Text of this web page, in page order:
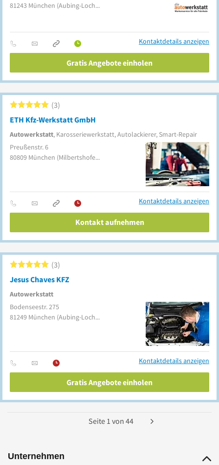
81243 München (Aubing-Lochhausen-Langwied)
Kontaktdetails anzeigen
Gratis Angebote einholen
ETH Kfz-Werkstatt GmbH
Autowerkstatt, Karosseriewerkstatt, Autolackierer, Smart-Repair
3
Preußenstr. 6
80809 München (Milbertshofen-Am Hart)
Kontaktdetails anzeigen
Kontakt aufnehmen
Jesus Chaves KFZ
Autowerkstatt
3
Bodenseestr. 275
81249 München (Aubing-Lochhausen-Langwied)
Kontaktdetails anzeigen
Gratis Angebote einholen
Seite 1 von 44
Unternehmen